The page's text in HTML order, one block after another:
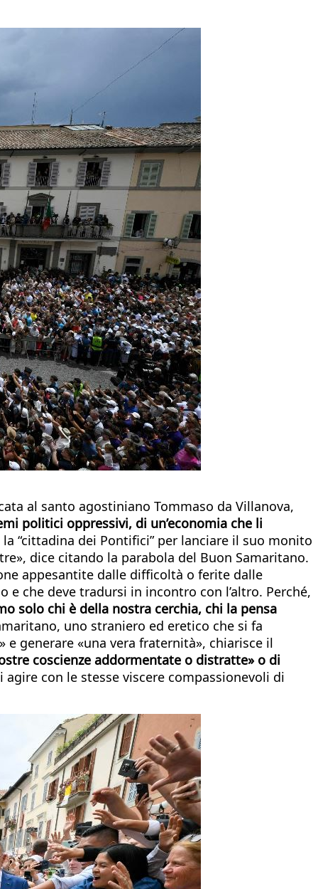
al santo agostiniano Tommaso da Villanova,
politici oppressivi, di un’economia che li
“cittadina dei Pontifici” per lanciare il suo monito
dice citando la parabola del Buon Samaritano.
appesantite dalle difficoltà o ferite dalle
e che deve tradursi in incontro con l’altro. Perché,
solo chi è della nostra cerchia, chi la pensa
uno straniero ed eretico che si fa
generare «una vera fraternità», chiarisce il
coscienze addormentate o distratte» o di
con le stesse viscere compassionevoli di